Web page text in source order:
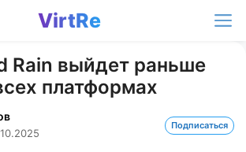
VirtRe
Rain выйдет раньше
платформах
Подписаться